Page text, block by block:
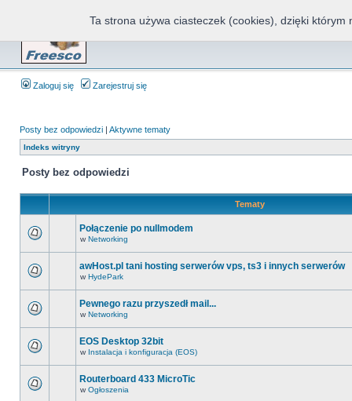
Zaloguj się Zarejestruj się
Posty bez odpowiedzi | Aktywne tematy
Indeks witryny
Posty bez odpowiedzi
Tematy
Połączenie po nullmodem
w Networking
awHost.pl tani hosting serwerów vps, ts3 i innych serwerów
w HydePark
Pewnego razu przyszedł mail...
w Networking
EOS Desktop 32bit
w Instalacja i konfiguracja (EOS)
Routerboard 433 MicroTic
w Ogłoszenia
Ta strona używa ciasteczek (cookies), dzięki którym